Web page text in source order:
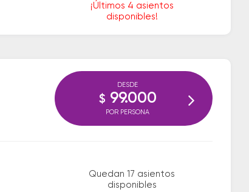
¡Últimos 4 asientos
disponibles!
Quedan 17 asientos
disponibles
DESDE
$ 99.000
POR PERSONA